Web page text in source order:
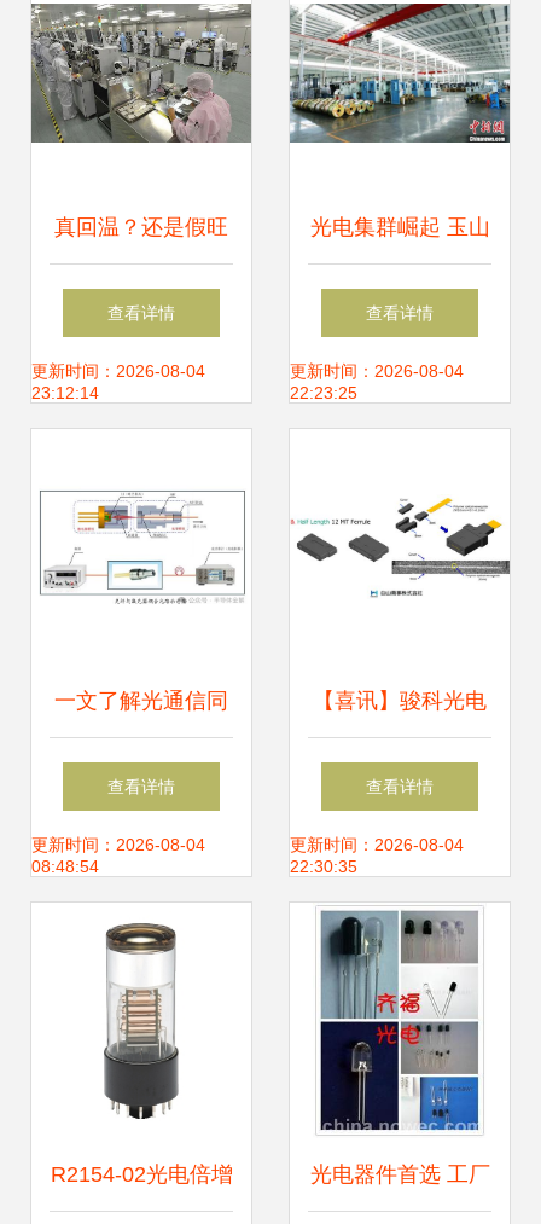
真回温？还是假旺
盛？超20份LED“成
绩单”见真知 尤以
查看详情
更新时间：2026-08-04
23:12:14
光电集群崛起 玉山
工业场景下的光电
之变
查看详情
更新时间：2026-08-04
22:23:25
一文了解光通信同
轴光器件耦合封装
技术及其应用
查看详情
更新时间：2026-08-04
08:48:54
【喜讯】骏科光电
正式加入行业商会
专注光无源器件与
材料，助推光电器
件创新
查看详情
更新时间：2026-08-04
22:30:35
R2154-02光电倍增 光电器件首选 工厂